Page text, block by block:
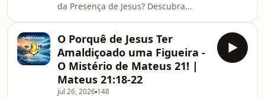
da Presença de Jesus? Descubra
O Porquê de Jesus Ter
Amaldiçoado uma Figueira -
O Mistério de Mateus 21! |
Mateus 21:18-22
jul 26, 2026 148